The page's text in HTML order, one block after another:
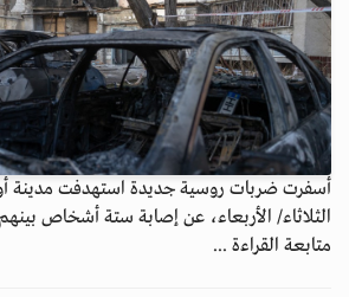
أسفرت ضربات روسية جديدة استهدفت مدينة
الثلاثاء/ الأربعاء، عن إصابة ستة أشخاص
متابعة القراءة ...